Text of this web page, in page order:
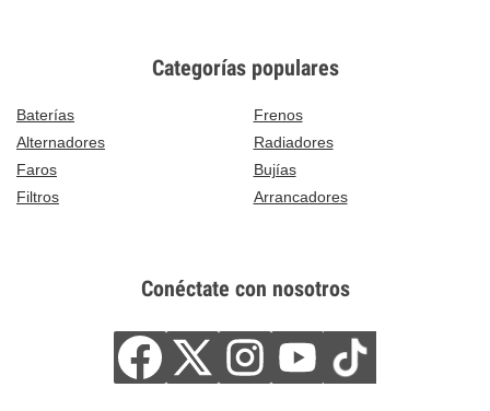
Categorías populares
Baterías
Frenos
Alternadores
Radiadores
Faros
Bujías
Filtros
Arrancadores
Conéctate con nosotros